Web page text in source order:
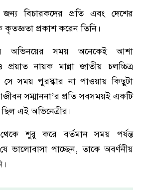
জন্য বিচারকদের প্রতি এবং দেশের
কৃতজ্ঞতা প্রকাশ করেন তিনি।
অভিনয়ের সময় অনেকেই আশা
নায়ক মান্না জাতীয় চলচ্চিত্র
সে সময় পুরস্কার না পাওয়ায় কিছুটা
সম্মাননা’র প্রতি সবসময়ই একটি
ছিল এই অভিনেত্রীর।
থেকে শুরু করে বর্তমান সময় পর্যন্ত
ভালোবাসা পাচ্ছেন, তাকে অবর্ণনীয়